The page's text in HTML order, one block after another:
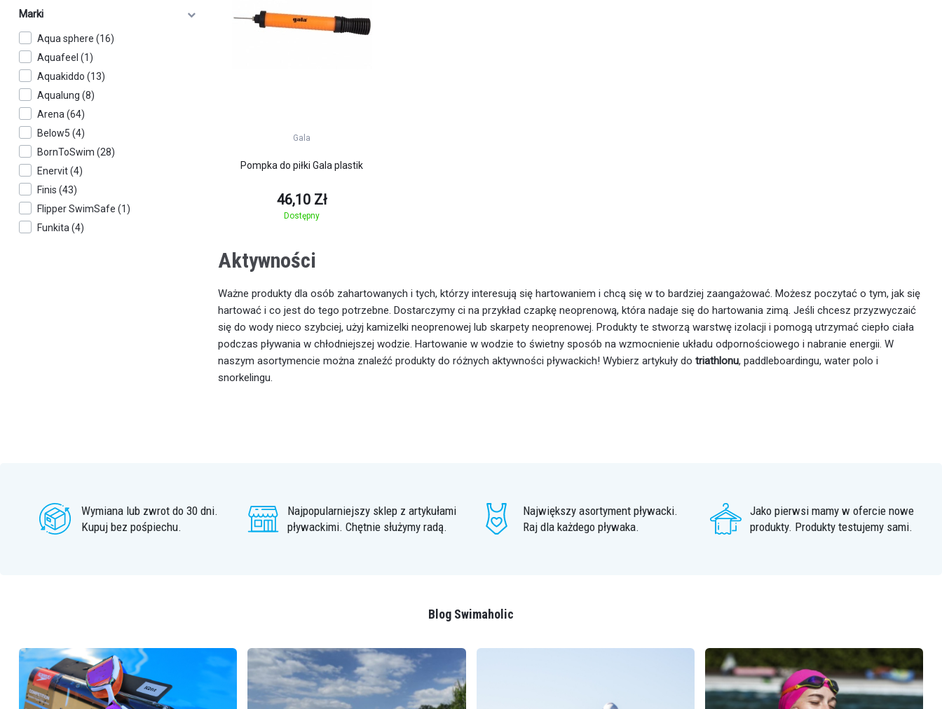
Marki
Aqua sphere (16)
Aquafeel (1)
Aquakiddo (13)
Aqualung (8)
Arena (64)
Below5 (4)
BornToSwim (28)
Enervit (4)
Finis (43)
Flipper SwimSafe (1)
Funkita (4)
Zone3 (10)
Gala
Pompka do piłki Gala plastik
46,10 Zł
Dostępny
Aktywności
Ważne produkty dla osób zahartowanych i tych, którzy interesują się hartowaniem i chcą się w to bardziej zaangażować. Możesz poczytać o tym, jak się
hartować i co jest do tego potrzebne. Dostarczymy ci na przykład czapkę neoprenową, która nadaje się do hartowania zimą. Jeśli chcesz przyzwyczaić
się do wody nieco szybciej, użyj kamizelki neoprenowej lub skarpety neoprenowej. Produkty te stworzą warstwę izolacji i pomogą utrzymać ciepło ciała
podczas pływania w chłodniejszej wodzie. Hartowanie w wodzie to świetny sposób na wzmocnienie układu odpornościowego i nabranie energii. W
naszym asortymencie można znaleźć produkty do różnych aktywności pływackich! Wybierz artykuły do triathlonu, paddleboardingu, water polo i
snorkelingu.
Wymiana lub zwrot do 30 dni.
Kupuj bez pośpiechu.
Najpopularniejszy sklep z artykułami
pływackimi. Chętnie służymy radą.
Największy asortyment pływacki.
Raj dla każdego pływaka.
Jako pierwsi mamy w ofercie nowe
produkty. Produkty testujemy sami.
Blog Swimaholic